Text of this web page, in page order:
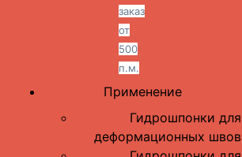
заказ
от
500
п.м.
Применение
Гидрошпонки для
деформационных швов